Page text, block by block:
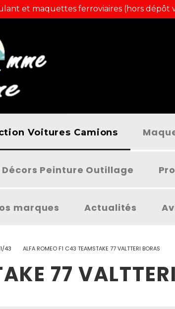
et maquettes ferroviaires (hors dépôt
Voitures Camions
Décors Peinture Outillage
marques Actualités
43 ALFA ROMEO F1 C43 TEAMSTAKE 77 VALTTERI BORAS
77